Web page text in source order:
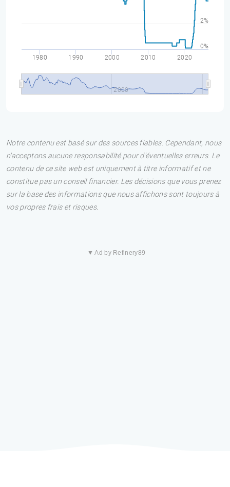
1980 1990 2000 2010 2020
2000
0%
2%
Notre contenu est basé sur des sources fiables. Cependant, nous
n'acceptons aucune responsabilité pour d'éventuelles erreurs. Le
contenu de ce site web est uniquement à titre informatif et ne
constitue pas un conseil financier. Les décisions que vous prenez
sur la base des informations que nous affichons sont toujours à
vos propres frais et risques.
▼ Ad by Refinery89